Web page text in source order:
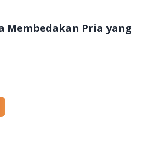
Membedakan Pria yang